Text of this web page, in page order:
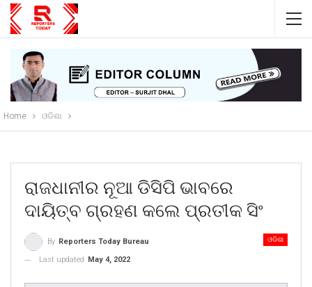
Home ଓଡିଶା
ରାଜଧାନୀର ନୂଆ ଡିସିପି ଭାବରେ
ଦାୟିତ୍ବ ଗ୍ରହଣ କଲେ ପ୍ରତୀକ ସିଂ
ଓଡିଶା
By Reporters Today Bureau
Last updated
May 4, 2022